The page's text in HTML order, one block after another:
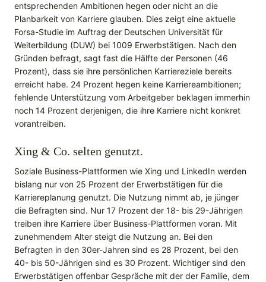
entsprechenden Ambitionen hegen oder nicht an die
Planbarkeit von Karriere glauben. Dies zeigt eine aktuelle
Forsa-Studie im Auftrag der Deutschen Universität für
Weiterbildung (DUW) bei 1009 Erwerbstätigen. Nach den
Gründen befragt, sagt fast die Hälfte der Personen (46
Prozent), dass sie ihre persönlichen Karriereziele bereits
erreicht habe. 24 Prozent hegen keine Karriereambitionen;
fehlende Unterstützung vom Arbeitgeber beklagen immerhin
noch 14 Prozent derjenigen, die ihre Karriere nicht konkret
vorantreiben.
Xing & Co. selten genutzt.
Soziale Business-Plattformen wie Xing und LinkedIn werden
bislang nur von 25 Prozent der Erwerbstätigen für die
Karriereplanung genutzt. Die Nutzung nimmt ab, je jünger
die Befragten sind. Nur 17 Prozent der 18- bis 29-Jährigen
treiben ihre Karriere über Business-Plattformen voran. Mit
zunehmendem Alter steigt die Nutzung an. Bei den
Befragten in den 30er-Jahren sind es 28 Prozent, bei den
40- bis 50-Jährigen sind es 30 Prozent. Wichtiger sind den
Erwerbstätigen offenbar Gespräche mit der der Familie, dem